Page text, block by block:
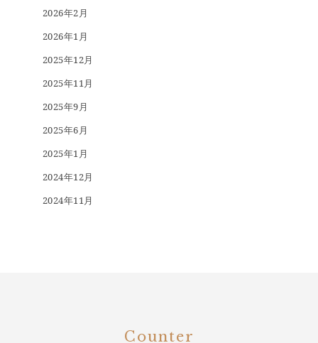
2026年2月
2026年1月
2025年12月
2025年11月
2025年9月
2025年6月
2025年1月
2024年12月
2024年11月
Counter